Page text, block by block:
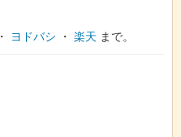
・ ヨドバシ ・ 楽天 まで。